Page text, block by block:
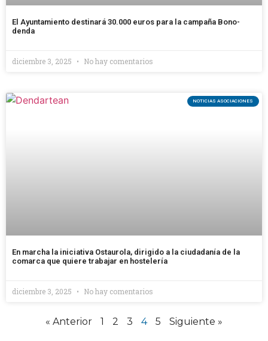
El Ayuntamiento destinará 30.000 euros para la campaña Bono-
denda
diciembre 3, 2025 No hay comentarios
NOTICIAS ASOCIACIONES
En marcha la iniciativa Ostaurola, dirigido a la ciudadanía de la
comarca que quiere trabajar en hostelería
diciembre 3, 2025 No hay comentarios
« Anterior 1 2 3 4 5 Siguiente »